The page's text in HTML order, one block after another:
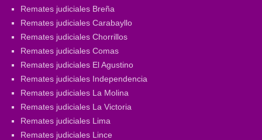
Remates judiciales Breña
Remates judiciales Carabayllo
Remates judiciales Chorrillos
Remates judiciales Comas
Remates judiciales El Agustino
Remates judiciales Independencia
Remates judiciales La Molina
Remates judiciales La Victoria
Remates judiciales Lima
Remates judiciales Lince